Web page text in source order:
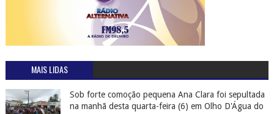
MAIS LIDAS
Sob forte comoção pequena Ana Clara foi sepultada
na manhã desta quarta-feira (6) em Olho D'Água do